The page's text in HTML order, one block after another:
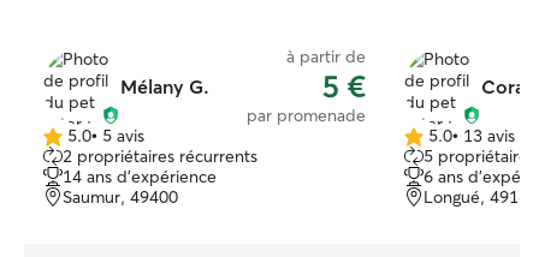
Mélany G.
à partir de
5 €
par promenade
5.0 étoile(s)
sur
5
5.0• 5 avis
2 propriétaires récurrents
14 ans d'expérience
Saumur, 49400
5.0 étoile(s)
sur
5
5.0• 13 avis
5
6 ans
Longué, 49160